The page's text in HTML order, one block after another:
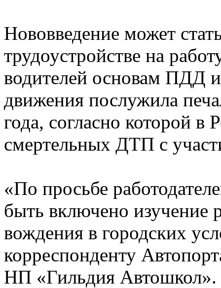
Нововведение может
трудоустройстве на
водителей основам ПДД
движения послужила
года, согласно которой
смертельных ДТП с
«По просьбе
быть включено изучение
вождения в городских
корреспонденту
НП «Гильдия Автошкол».